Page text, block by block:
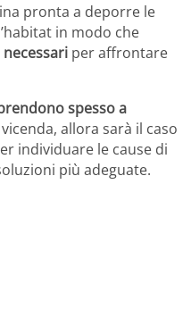
pronta a deporre le
in modo che
per affrontare
spesso a
allora sarà il caso
individuare le cause di
più adeguate.